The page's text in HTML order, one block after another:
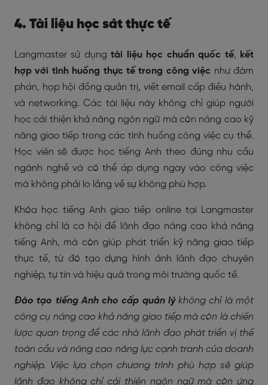
4. Tài liệu học sát thực tế
Langmaster sử dụngtài liệu học chuẩn quốc tế, kết
hợp với tình huống thực tế trong công việc như đàm
phán, họp hội đồng quản trị, viết email cấp điều hành,
và networking. Các tài liệu này không chỉ giúp người
học cải thiện khả năng ngôn ngữ mà còn nâng cao kỹ
năng giao tiếp trong các tình huống công việc cụ thể.
Học viên sẽ được học tiếng Anh theo đúng nhu cầu
ngành nghề và có thể áp dụng ngay vào công việc
mà không phải lo lắng về sự không phù hợp.
Khóa học tiếng Anh giao tiếp online tại Langmaster
không chỉ là cơ hội để lãnh đạo nâng cao khả năng
tiếng Anh, mà còn giúp phát triển kỹ năng giao tiếp
thực tế, từ đó tạo dựng hình ảnh lãnh đạo chuyên
nghiệp, tự tin và hiệu quả trong môi trường quốc tế.
Đào tạo tiếng Anh cho cấp quản lýkhông chỉ là một
công cụ nâng cao khả năng giao tiếp mà còn là chiến
lược quan trọng để các nhà lãnh đạo phát triển vị thế
toàn cầu và nâng cao năng lực cạnh tranh của doanh
nghiệp. Việc lựa chọn chương trình phù hợp sẽ giúp
lãnh đạo không chỉ cải thiện ngôn ngữ mà còn ứng